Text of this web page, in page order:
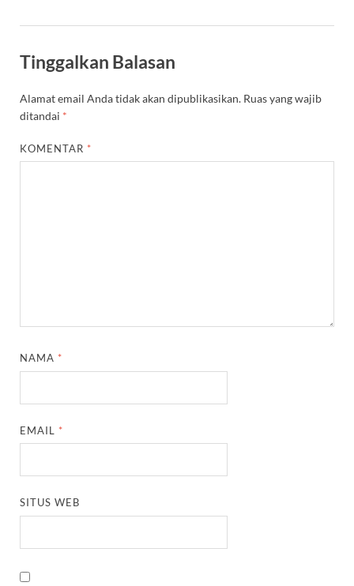
Tinggalkan Balasan
Alamat email Anda tidak akan dipublikasikan. Ruas yang wajib
ditandai *
KOMENTAR *
NAMA *
EMAIL *
SITUS WEB